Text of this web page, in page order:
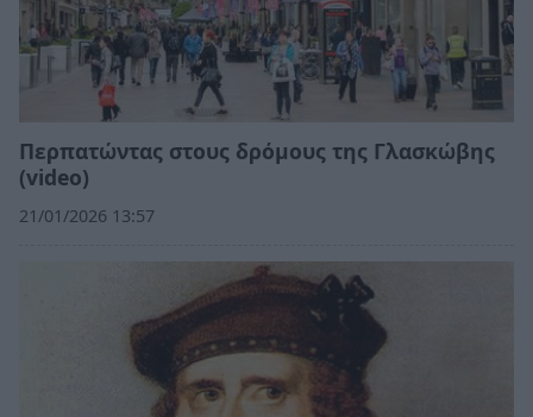
Περπατώντας στους δρόμους της Γλασκώβης
(video)
21/01/2026 13:57